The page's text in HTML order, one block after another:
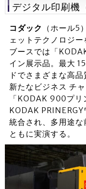
デジタル印刷機
コダック
（ホール5
ェットテクノロジー
ブースでは「
イン展示品。最大
ドでさまざまな高
新たなビジネス チ
「KODAK 900プリ
KODAK
統合され、多用途
ともに実演する。